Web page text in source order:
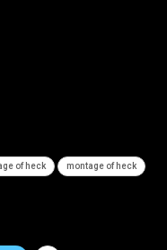
of heck montage of heck